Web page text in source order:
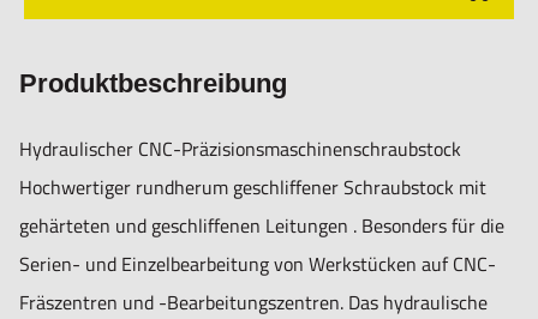
Produktbeschreibung
Hydraulischer CNC-Präzisionsmaschinenschraubstock
Hochwertiger rundherum geschliffener Schraubstock mit
gehärteten und geschliffenen Leitungen . Besonders für die
Serien- und Einzelbearbeitung von Werkstücken auf CNC-
Fräszentren und -Bearbeitungszentren. Das hydraulische